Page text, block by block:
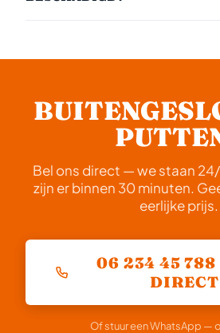
of slot. Alleen als het slot zelf al
vervanging nodig zijn.
Bel ons direct — we staan
zijn er binnen 30 minuten.
eerlijke prijs.
06 234 45
DIRECT
Of stuur een WhatsApp —